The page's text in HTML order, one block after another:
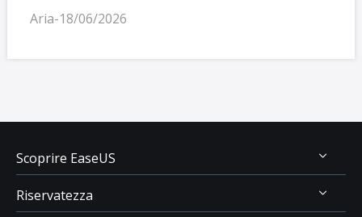
Aria-18/06/2026
Scoprire EaseUS
Chi Siamo
Riservatezza